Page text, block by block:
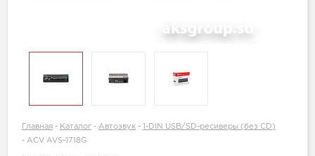
Главная - Каталог - Автозвук -
1-DIN USB/SD-ресиверы (без CD)
- ACV AVS-1718G